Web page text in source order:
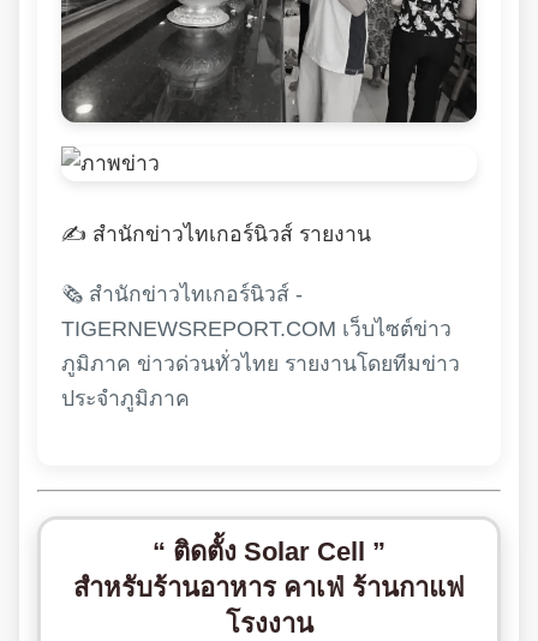
✍️ สำนักข่าวไทเกอร์นิวส์ รายงาน
🗞️ สำนักข่าวไทเกอร์นิวส์ -
TIGERNEWSREPORT.COM เว็บไซต์ข่าว
ภูมิภาค ข่าวด่วนทั่วไทย รายงานโดยทีมข่าว
ประจำภูมิภาค
“ ติดตั้ง Solar Cell ”
สำหรับร้านอาหาร คาเฟ่ ร้านกาแฟ
โรงงาน